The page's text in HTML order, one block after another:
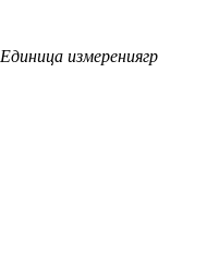
Единица измерениягр